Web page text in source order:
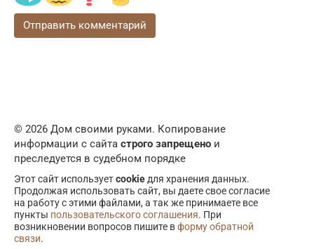
© 2026 Дом своими руками. Копирование
информации с сайта строго запрещено и
преследуется в судебном порядке
Этот сайт используетcookieдля хранения данных.
Продолжая использовать сайт, вы даете свое согласие
на работу с этими файлами, а так же принимаете все
пункты пользовательского соглашения. При
возникновении вопросов пишите вформу обратной
связи.